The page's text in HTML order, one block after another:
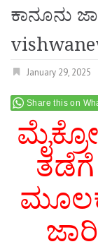
ಕಾನೂನು
January 29, 2025
Share this on
ತಡೆಗೆ